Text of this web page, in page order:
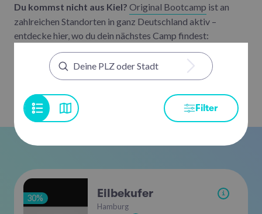
Du kommst nicht aus Kiel? Original Bootcamp ist an
zahlreichen Standorten in ganz Deutschland aktiv –
entdecke hier, wo du dein nächstes Camp findest:
Filter
30% Eilbekufer i
Hamburg